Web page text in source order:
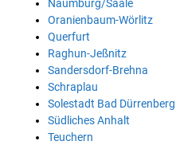
Naumburg/Saale
Oranienbaum-Wörlitz
Querfurt
Raghun-Jeßnitz
Sandersdorf-Brehna
Schraplau
Solestadt Bad Dürrenberg
Südliches Anhalt
Teuchern